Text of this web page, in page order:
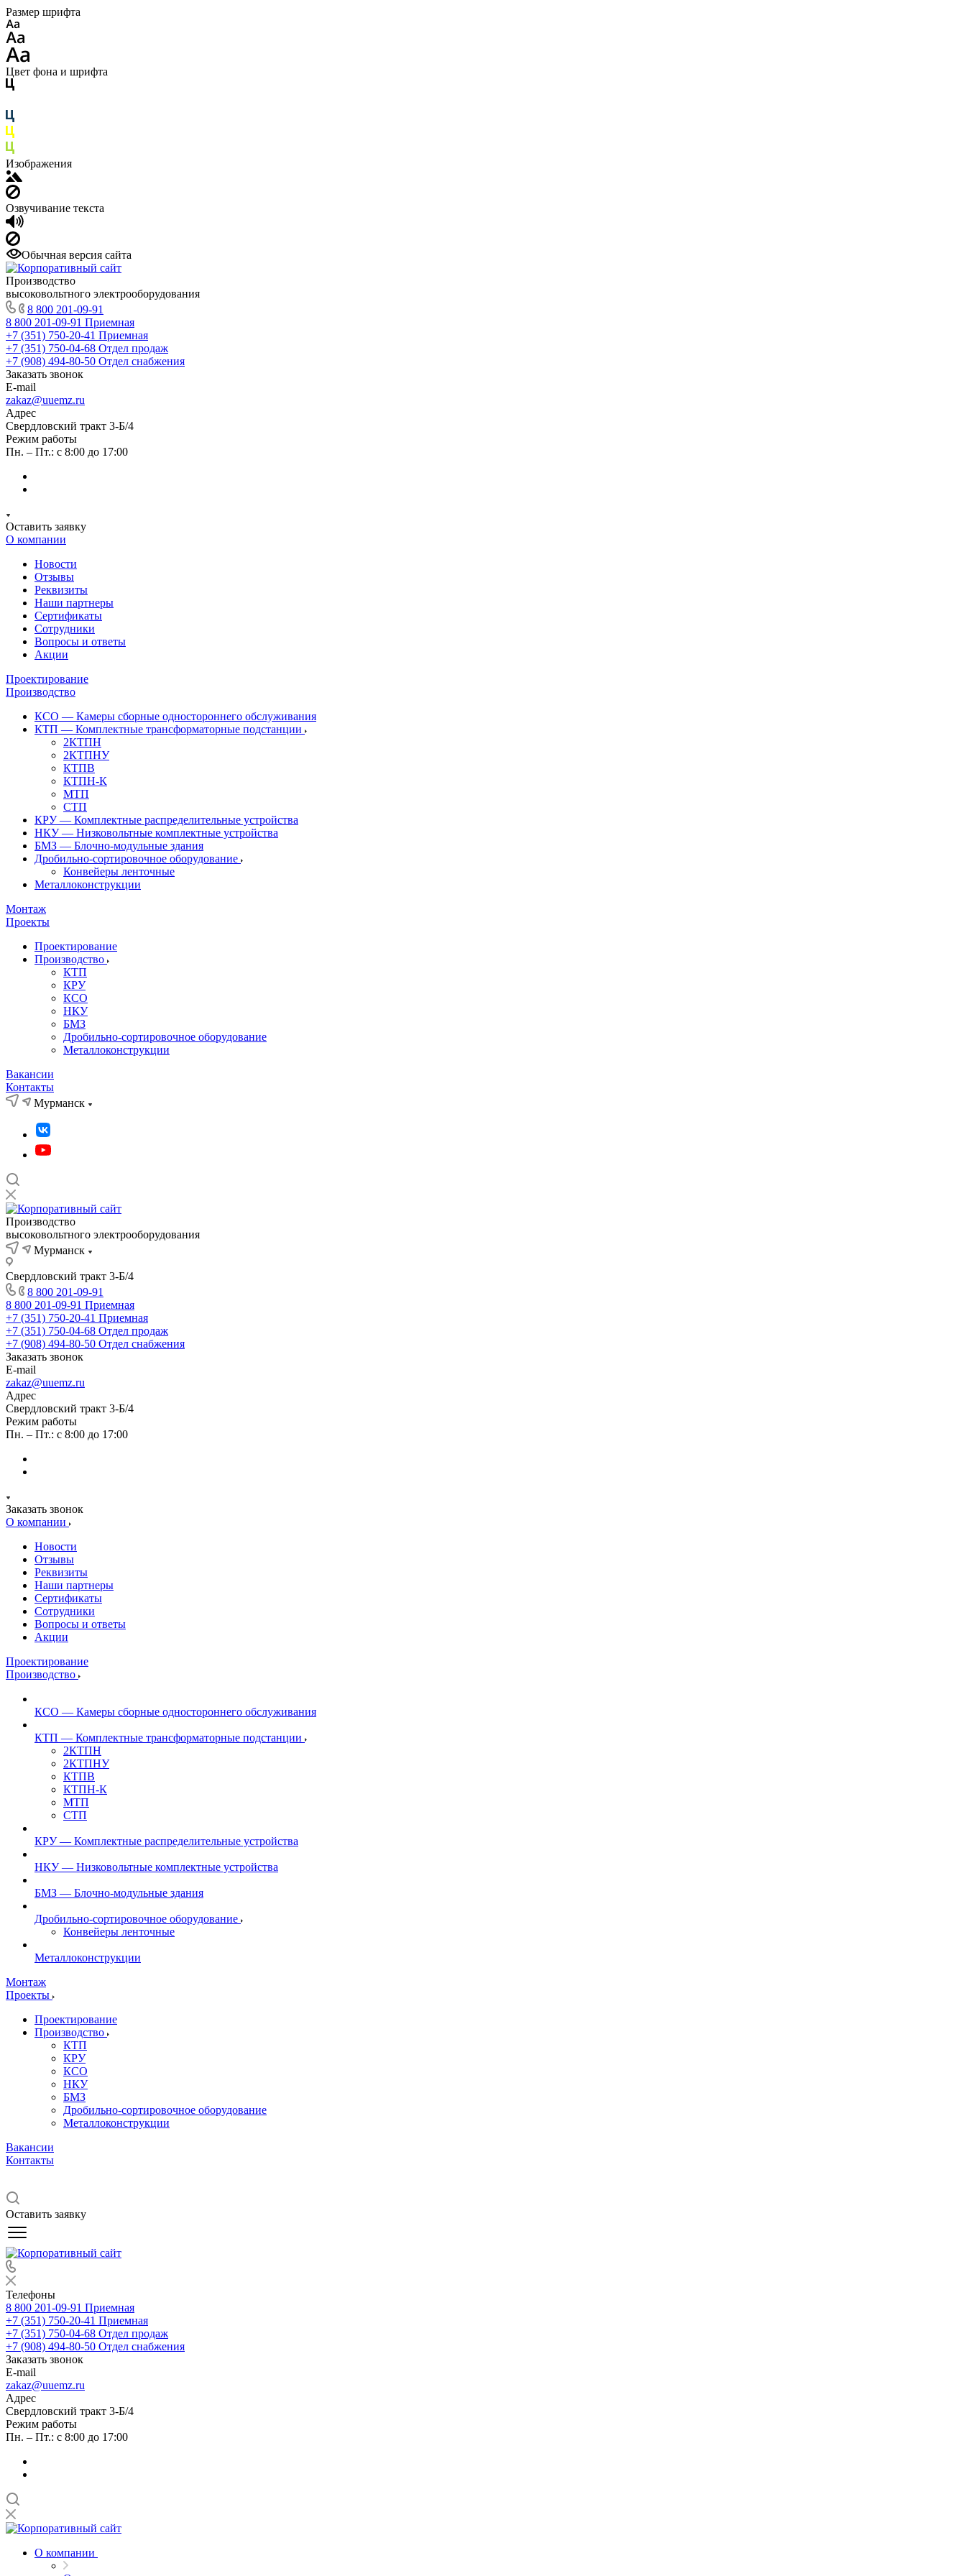
Размер шрифта
Цвет фона и шрифта
Изображения
Озвучивание текста
Обычная версия сайта
Производство
высоковольтного электрооборудования
8 800 201-09-91
8 800 201-09-91 Приемная
+7 (351) 750-20-41 Приемная
+7 (351) 750-04-68 Отдел продаж
+7 (908) 494-80-50 Отдел снабжения
Заказать звонок
E-mail
zakaz@uuemz.ru
Адрес
Свердловский тракт 3-Б/4
Режим работы
Пн. – Пт.: с 8:00 до 17:00
Оставить заявку
О компании
Новости
Отзывы
Реквизиты
Наши партнеры
Сертификаты
Сотрудники
Вопросы и ответы
Акции
Проектирование
Производство
КСО — Камеры сборные одностороннего обслуживания
КТП — Комплектные трансформаторные подстанции
2КТПН
2КТПНУ
КТПВ
КТПН-К
МТП
СТП
КРУ — Комплектные распределительные устройства
НКУ — Низковольтные комплектные устройства
БМЗ — Блочно-модульные здания
Дробильно-сортировочное оборудование
Конвейеры ленточные
Металлоконструкции
Монтаж
Проекты
Проектирование
Производство
КТП
КРУ
КСО
НКУ
БМЗ
Дробильно-сортировочное оборудование
Металлоконструкции
Вакансии
Контакты
Мурманск
Производство
высоковольтного электрооборудования
Мурманск
Свердловский тракт 3-Б/4
8 800 201-09-91
8 800 201-09-91 Приемная
+7 (351) 750-20-41 Приемная
+7 (351) 750-04-68 Отдел продаж
+7 (908) 494-80-50 Отдел снабжения
Заказать звонок
E-mail
zakaz@uuemz.ru
Адрес
Свердловский тракт 3-Б/4
Режим работы
Пн. – Пт.: с 8:00 до 17:00
Заказать звонок
О компании
Новости
Отзывы
Реквизиты
Наши партнеры
Сертификаты
Сотрудники
Вопросы и ответы
Акции
Проектирование
Производство
КСО — Камеры сборные одностороннего обслуживания
КТП — Комплектные трансформаторные подстанции
2КТПН
2КТПНУ
КТПВ
КТПН-К
МТП
СТП
КРУ — Комплектные распределительные устройства
НКУ — Низковольтные комплектные устройства
БМЗ — Блочно-модульные здания
Дробильно-сортировочное оборудование
Конвейеры ленточные
Металлоконструкции
Монтаж
Проекты
Проектирование
Производство
КТП
КРУ
КСО
НКУ
БМЗ
Дробильно-сортировочное оборудование
Металлоконструкции
Вакансии
Контакты
Оставить заявку
Телефоны
8 800 201-09-91 Приемная
+7 (351) 750-20-41 Приемная
+7 (351) 750-04-68 Отдел продаж
+7 (908) 494-80-50 Отдел снабжения
Заказать звонок
E-mail
zakaz@uuemz.ru
Адрес
Свердловский тракт 3-Б/4
Режим работы
Пн. – Пт.: с 8:00 до 17:00
О компании